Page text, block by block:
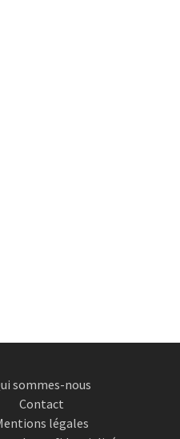
sommes-nous
Contact
légales